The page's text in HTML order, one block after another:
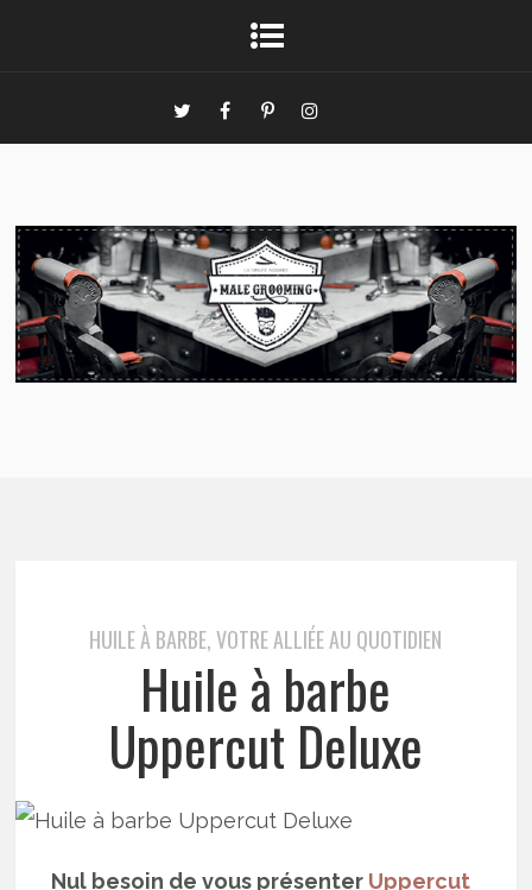
HUILE À BARBE, VOTRE ALLIÉE AU QUOTIDIEN
Huile à barbe
Uppercut Deluxe
Nul besoin de vous présenter Uppercut